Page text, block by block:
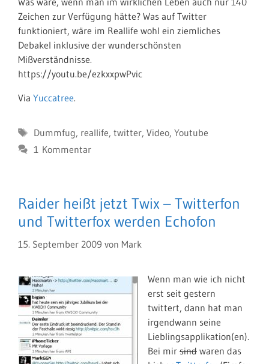
Zeichen zur Verfügung hätte? Was auf Twitter
funktioniert, wäre im Reallife wohl ein ziemliches
Debakel inklusive der wunderschönsten
Mißverständnisse.
https://youtu.be/ezkxxpwPvic
Via Yuccatree.
Schlagwörter
Dummfug, reallife, twitter, Video, Youtube
1 Kommentar
Raider heißt jetzt Twix – Twitterfon
und Twitterfox werden Echofon
15. September 2009 von Mark
Wenn man wie ich nicht
erst seit gestern
twittert, dann hat man
irgendwann seine
Lieblingsapplikation(en).
Bei mir sind waren das